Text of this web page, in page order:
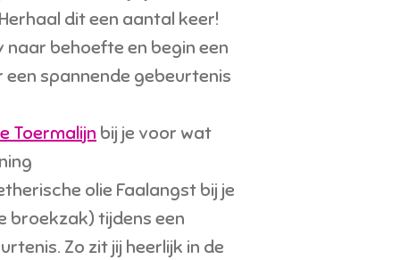
dit een aantal keer!
naar behoefte en begin een
spannende gebeurtenis
Toermalijn bij je voor wat
olie Faalangst bij je
broekzak) tijdens een
Zo zit jij heerlijk in de